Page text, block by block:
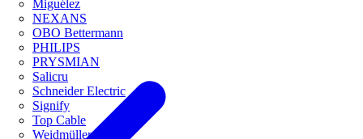
Miguélez
NEXANS
OBO Bettermann
PHILIPS
PRYSMIAN
Salicru
Schneider Electric
Signify
Top Cable
Weidmüller